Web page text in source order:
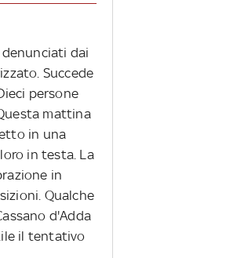
denunciati dai
Succede
persone
mattina
in una
in testa. La
in
Qualche
d'Adda
il tentativo